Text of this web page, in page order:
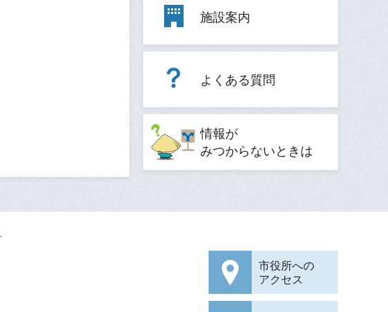
施設案内
よくある質問
情報が
みつからないときは
市役所への
アクセス